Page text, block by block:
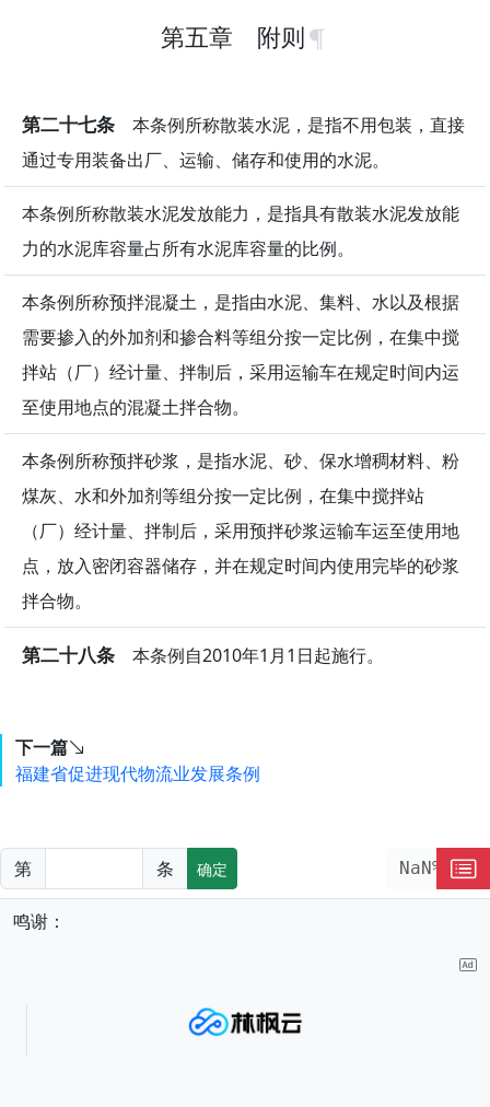
第五章 附则
第二十七条 本条例所称散装水泥，是指不用包装，直接
通过专用装备出厂、运输、储存和使用的水泥。
本条例所称散装水泥发放能力，是指具有散装水泥发放能
力的水泥库容量占所有水泥库容量的比例。
本条例所称预拌混凝土，是指由水泥、集料、水以及根据
需要掺入的外加剂和掺合料等组分按一定比例，在集中搅
拌站（厂）经计量、拌制后，采用运输车在规定时间内运
至使用地点的混凝土拌合物。
本条例所称预拌砂浆，是指水泥、砂、保水增稠材料、粉
煤灰、水和外加剂等组分按一定比例，在集中搅拌站
（厂）经计量、拌制后，采用预拌砂浆运输车运至使用地
点，放入密闭容器储存，并在规定时间内使用完毕的砂浆
拌合物。
第二十八条 本条例自2010年1月1日起施行。
下一篇
福建省促进现代物流业发展条例
第 条 确定 NaN%
鸣谢：